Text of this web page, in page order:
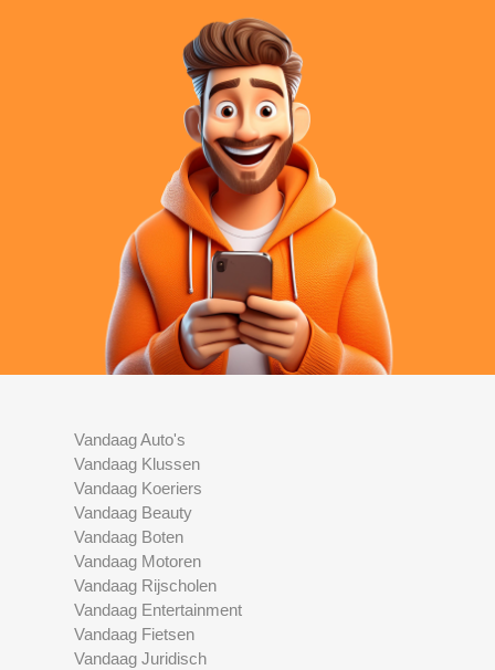
Vandaag Auto's
Vandaag Klussen
Vandaag Koeriers
Vandaag Beauty
Vandaag Boten
Vandaag Motoren
Vandaag Rijscholen
Vandaag Entertainment
Vandaag Fietsen
Vandaag Juridisch